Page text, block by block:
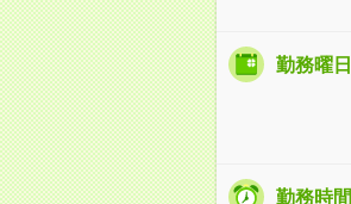
勤務曜日
勤務時間